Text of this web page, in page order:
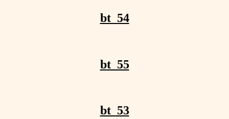
bt_54
bt_55
bt_53